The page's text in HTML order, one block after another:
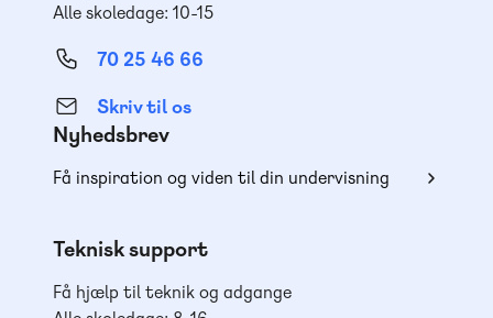
Alle skoledage: 10-15
70 25 46 66
Skriv til os
Nyhedsbrev
Få inspiration og viden til din undervisning
Teknisk support
Få hjælp til teknik og adgange